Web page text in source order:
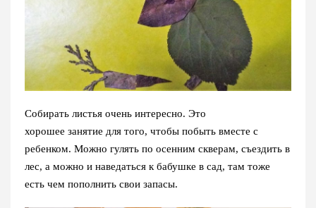
Собирать листья очень интересно. Это
хорошее занятие для того, чтобы побыть вместе с
ребенком. Можно гулять по осенним скверам, съездить в
лес, а можно и наведаться к бабушке в сад, там тоже
есть чем пополнить свои запасы.